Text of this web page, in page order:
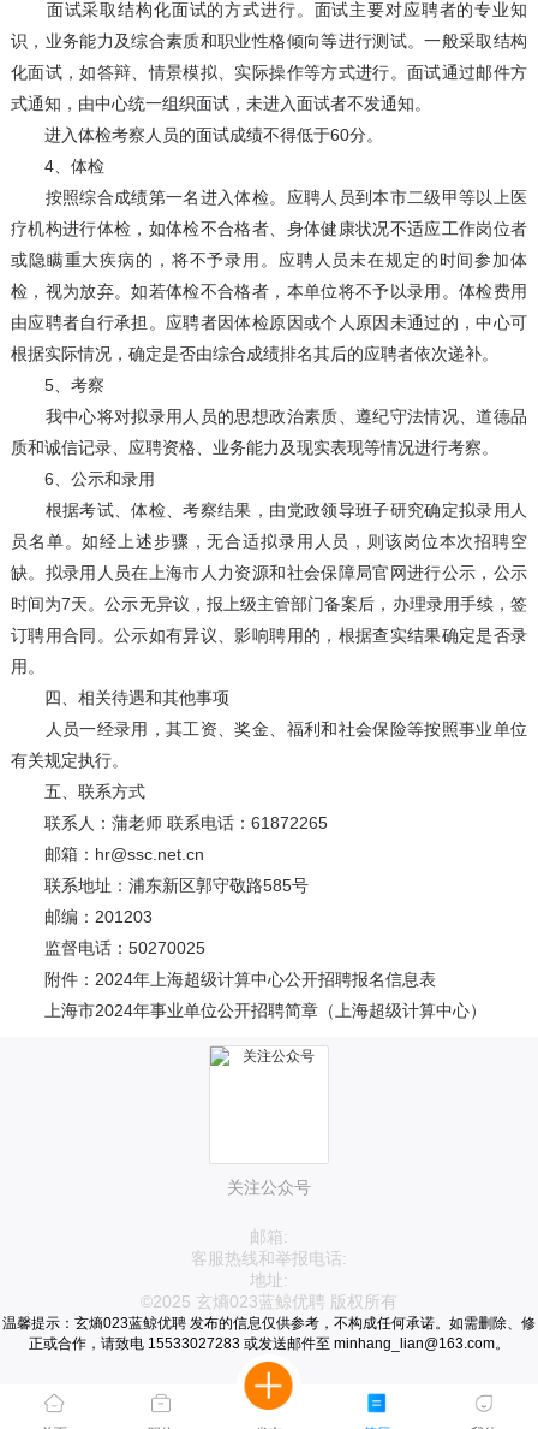
面试采取结构化面试的方式进行。面试主要对应聘者的专业知
识，业务能力及综合素质和职业性格倾向等进行测试。一般采取结构
化面试，如答辩、情景模拟、实际操作等方式进行。面试通过邮件方
式通知，由中心统一组织面试，未进入面试者不发通知。
进入体检考察人员的面试成绩不得低于60分。
4、体检
按照综合成绩第一名进入体检。应聘人员到本市二级甲等以上医
疗机构进行体检，如体检不合格者、身体健康状况不适应工作岗位者
或隐瞒重大疾病的，将不予录用。应聘人员未在规定的时间参加体
检，视为放弃。如若体检不合格者，本单位将不予以录用。体检费用
由应聘者自行承担。应聘者因体检原因或个人原因未通过的，中心可
根据实际情况，确定是否由综合成绩排名其后的应聘者依次递补。
5、考察
我中心将对拟录用人员的思想政治素质、遵纪守法情况、道德品
质和诚信记录、应聘资格、业务能力及现实表现等情况进行考察。
6、公示和录用
根据考试、体检、考察结果，由党政领导班子研究确定拟录用人
员名单。如经上述步骤，无合适拟录用人员，则该岗位本次招聘空
缺。拟录用人员在上海市人力资源和社会保障局官网进行公示，公示
时间为7天。公示无异议，报上级主管部门备案后，办理录用手续，签
订聘用合同。公示如有异议、影响聘用的，根据查实结果确定是否录
用。
四、相关待遇和其他事项
人员一经录用，其工资、奖金、福利和社会保险等按照事业单位
有关规定执行。
五、联系方式
联系人：蒲老师 联系电话：61872265
邮箱：hr@ssc.net.cn
联系地址：浦东新区郭守敬路585号
邮编：201203
监督电话：50270025
附件：2024年上海超级计算中心公开招聘报名信息表
上海市2024年事业单位公开招聘简章（上海超级计算中心）
关注公众号
邮箱:
客服热线和举报电话:
地址:
©2025 玄熵023蓝鲸优聘 版权所有
温馨提示：玄熵023蓝鲸优聘 发布的信息仅供参考，不构成任何承诺。如需删除、修
正或合作，请致电 15533027283 或发送邮件至 minhang_lian@163.com。